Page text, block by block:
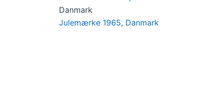
Danmark
Julemærke 1965, Danmark